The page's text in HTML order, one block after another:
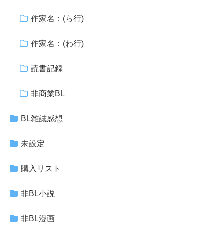
作家名：(ら行)
作家名：(わ行)
読書記録
非商業BL
BL雑誌感想
未設定
購入リスト
非BL小説
非BL漫画